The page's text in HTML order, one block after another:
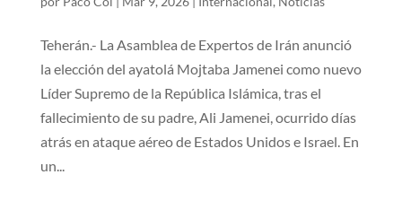
Teherán.- La Asamblea de Expertos de Irán anunció
la elección del ayatolá Mojtaba Jamenei como nuevo
Líder Supremo de la República Islámica, tras el
fallecimiento de su padre, Ali Jamenei, ocurrido días
atrás en ataque aéreo de Estados Unidos e Israel. En
un...